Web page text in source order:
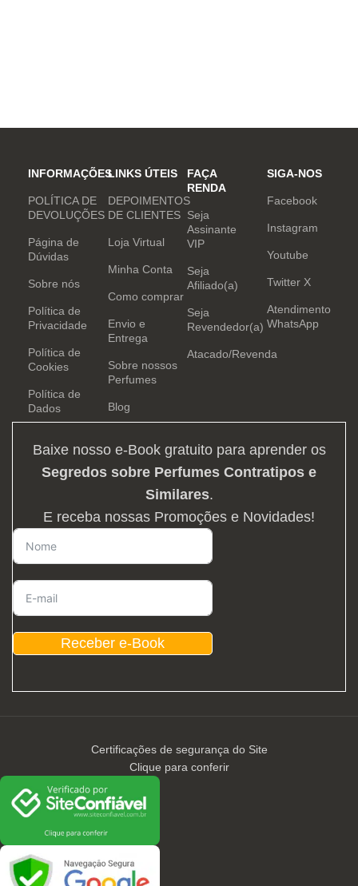
INFORMAÇÕES
POLÍTICA DE
DEVOLUÇÕES
Página de
Dúvidas
Sobre nós
Política de
Privacidade
Política de
Cookies
Política de
Dados
LINKS ÚTEIS
DEPOIMENTOS
DE CLIENTES
Loja Virtual
Minha Conta
Como comprar
Envio e
Entrega
Sobre nossos
Perfumes
Blog
FAÇA
RENDA
Seja
Assinante
VIP
Seja
Afiliado(a)
Seja
Revendedor(a)
Atacado/Revenda
SIGA-NOS
Facebook
Instagram
Youtube
Twitter X
Atendimento
WhatsApp
Baixe nosso e-Book gratuito para aprender os
Segredos sobre Perfumes Contratipos e
Similares.
E receba nossas Promoções e Novidades!
Receber e-Book
Certificações de segurança do Site
Clique para conferir